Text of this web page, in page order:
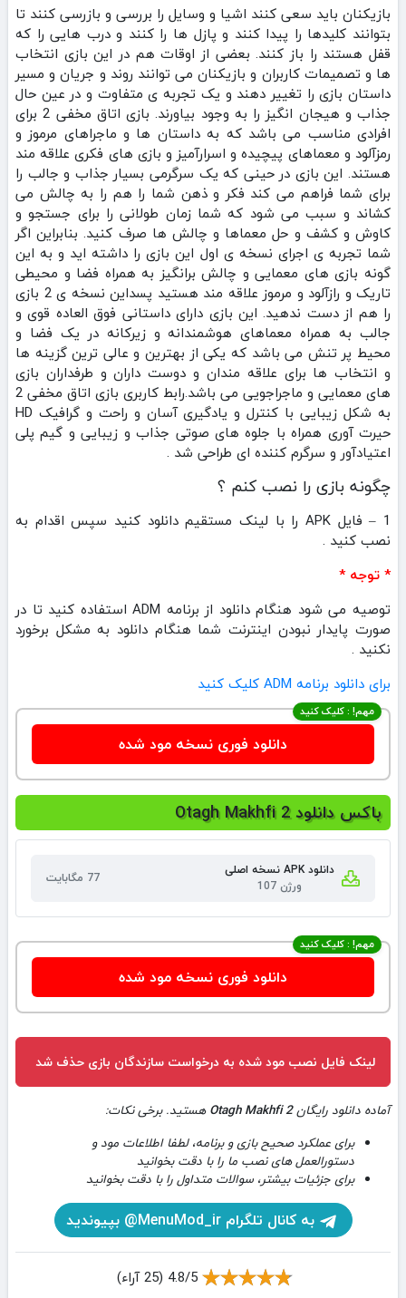
بازیکنان باید سعی کنند اشیا و وسایل را بررسی و بازرسی کنند تا
بتوانند کلیدها را پیدا کنند و پازل ها را کنند و درب هایی را که
قفل هستند را باز کنند. بعضی از اوقات هم در این بازی انتخاب
ها و تصمیمات کاربران و بازیکنان می توانند روند و جریان و مسیر
داستان بازی را تغییر دهند و یک تجربه ی متفاوت و در عین حال
جذاب و هیجان انگیز را به وجود بیاورند. بازی اتاق مخفی 2 برای
افرادی مناسب می باشد که به داستان ها و ماجراهای مرموز و
رمزآلود و معماهای پیچیده و اسرارآمیز و بازی های فکری علاقه مند
هستند. این بازی در حینی که یک سرگرمی بسیار جذاب و جالب را
برای شما فراهم می کند فکر و ذهن شما را هم را به چالش می
کشاند و سبب می شود که شما زمان طولانی را برای جستجو و
کاوش و کشف و حل معماها و چالش ها صرف کنید. بنابراین اگر
شما تجربه ی اجرای نسخه ی اول این بازی را داشته اید و به این
گونه بازی های معمایی و چالش برانگیز به همراه فضا و محیطی
تاریک و رازآلود و مرموز علاقه مند هستید پسداین نسخه ی 2 بازی
را هم از دست ندهید. این بازی دارای داستانی فوق العاده قوی و
جالب به همراه معماهای هوشمندانه و زیرکانه در یک فضا و
محیط پر تنش می باشد که یکی از بهترین و عالی ترین گزینه ها
و انتخاب ها برای علاقه مندان و دوست داران و طرفداران بازی
های معمایی و ماجراجویی می باشد.رابط کاربری بازی اتاق مخفی 2
به شکل زیبایی با کنترل و یادگیری آسان و راحت و گرافیک HD
حیرت آوری همراه با جلوه های صوتی جذاب و زیبایی و گیم پلی
اعتیادآور و سرگرم کننده ای طراحی شد .
چگونه بازی را نصب کنم ؟
1 – فایل APK را با لینک مستقیم دانلود کنید سپس اقدام به
نصب کنید .
* توجه *
توصیه می شود هنگام دانلود از برنامه ADM استفاده کنید تا در
صورت پایدار نبودن اینترنت شما هنگام دانلود به مشکل برخورد
نکنید .
برای دانلود برنامه ADM کلیک کنید
مهم! : کلیک کنید
دانلود فوری نسخه مود شده
باکس دانلود Otagh Makhfi 2
دانلود APK نسخه اصلی
ورژن 107
77 مگابایت
مهم! : کلیک کنید
دانلود فوری نسخه مود شده
لینک فایل نصب مود شده به درخواست سازندگان بازی حذف شد
آماده دانلود رایگانOtagh Makhfi 2 هستید. برخی نکات:
برای عملکرد صحیح بازی و برنامه، لطفا اطلاعات مود و
دستورالعمل های نصب ما را با دقت بخوانید
برای جزئیات بیشتر، سوالات متداول را با دقت بخوانید
به کانال تلگرام MenuMod_ir@ بپیوندید
4.8/5 (25 آراء)